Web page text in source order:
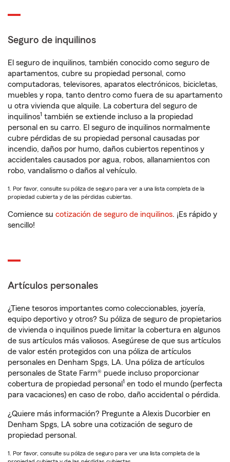
Seguro de inquilinos
El seguro de inquilinos, también conocido como seguro de
apartamentos, cubre su propiedad personal, como
computadoras, televisores, aparatos electrónicos, bicicletas,
muebles y ropa, tanto dentro como fuera de su apartamento
u otra vivienda que alquile. La cobertura del seguro de
inquilinos1 también se extiende incluso a la propiedad
personal en su carro. El seguro de inquilinos normalmente
cubre pérdidas de su propiedad personal causadas por
incendio, daños por humo, daños cubiertos repentinos y
accidentales causados por agua, robos, allanamientos con
robo, vandalismo o daños al vehículo.
1. Por favor, consulte su póliza de seguro para ver a una lista completa de la
propiedad cubierta y de las pérdidas cubiertas.
Comience su cotización de seguro de inquilinos. ¡Es rápido y
sencillo!
Artículos personales
¿Tiene tesoros importantes como coleccionables, joyería,
equipo deportivo y otros? Su póliza de seguro de propietarios
de vivienda o inquilinos puede limitar la cobertura en algunos
de sus artículos más valiosos. Asegúrese de que sus artículos
de valor estén protegidos con una póliza de artículos
personales en Denham Spgs, LA. Una póliza de artículos
personales de State Farm® puede incluso proporcionar
cobertura de propiedad personal 1 en todo el mundo (perfecta
para vacaciones) en caso de robo, daño accidental o pérdida.
¿Quiere más información? Pregunte a Alexis Ducorbier en
Denham Spgs, LA sobre una cotización de seguro de
propiedad personal.
1. Por favor, consulte su póliza de seguro para ver una lista completa de la